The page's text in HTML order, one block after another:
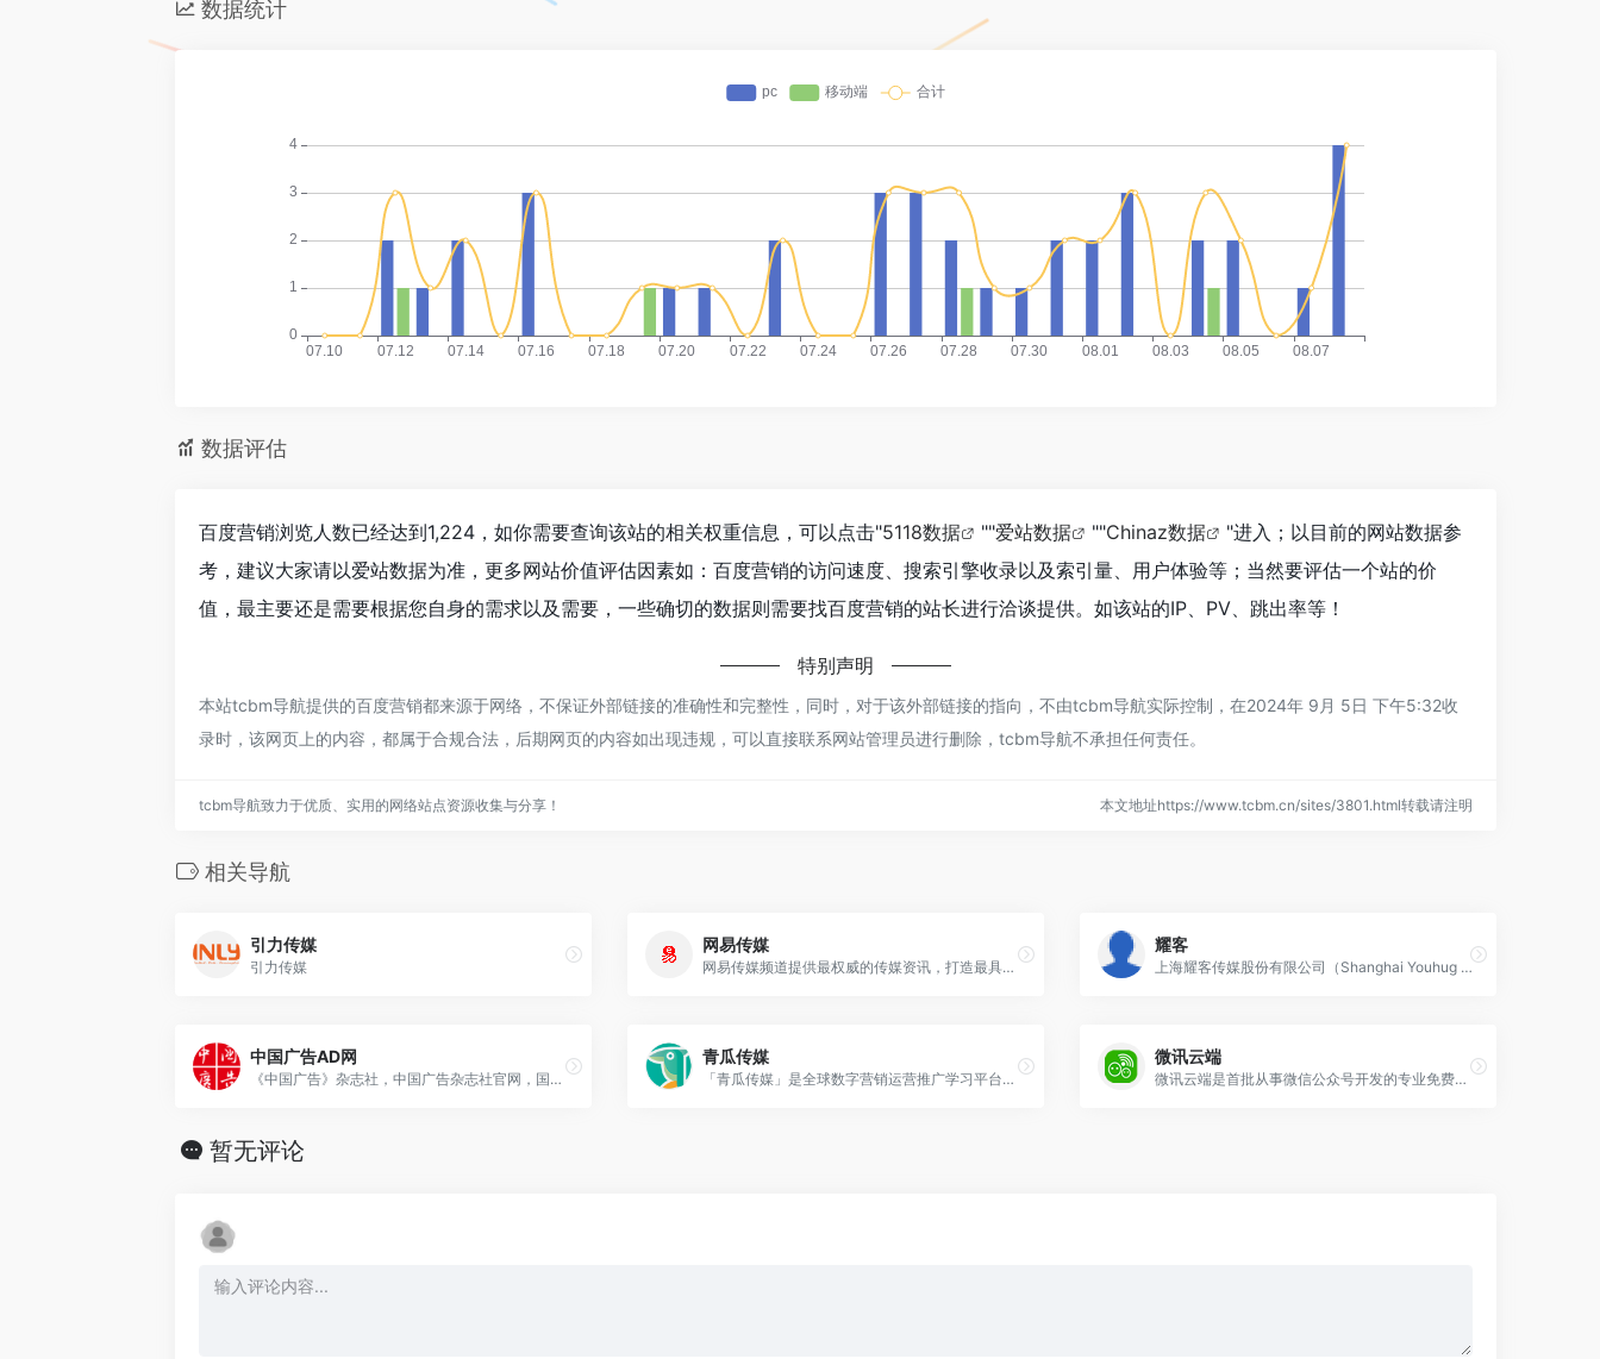
数据统计
数据评估
百度营销浏览人数已经达到1,224，如你需要查询该站的相关权重信息，可以点击"5118数据 ""爱站数据 ""Chinaz数据
"进入；以目前的网站数据参
考，建议大家请以爱站数据为准，更多网站价值评估因素如：百度营销的访问速度、搜索引擎收录以及索引量、用户体验等；当然要评估一个站的价
值，最主要还是需要根据您自身的需求以及需要，一些确切的数据则需要找百度营销的站长进行洽谈提供。如该站的IP、PV、跳出率等！
特别声明
本站tcbm导航提供的百度营销都来源于网络，不保证外部链接的准确性和完整性，同时，对于该外部链接的指向，不由tcbm导航实际控制，在2024年 9月 5日 下午5:32收
录时，该网页上的内容，都属于合规合法，后期网页的内容如出现违规，可以直接联系网站管理员进行删除，tcbm导航不承担任何责任。
tcbm导航致力于优质、实用的网络站点资源收集与分享！ 本文地址https://www.tcbm.cn/sites/3801.html转载请注明
相关导航
引力传媒
引力传媒
网易传媒
网易传媒频道提供最权威的传媒资讯，打造最具影响力的媒体沟通交流平台。致力于成为中国传媒行业进程、全球媒体变化格局的记录者；成为媒体同行及关注传媒行业的网友获取信
耀客
上海耀客传媒股份有限公司（Shanghai Youhug Media Co.Ltd.）是一家具有前瞻性部署、专业化运作和规模化经营的新兴文化创意企业，总部位于上
中国广告AD网
《中国广告》杂志社，中国广告杂志社官网，国家品牌与传播融合平台-中国广告AD网
青瓜传媒
「青瓜传媒」是全球数字营销运营推广学习平台！涵盖移动互联网运营，推广，营销，广告，文案，策划，新媒体，短视频等一系列文章干货，也包含APP推广，游戏推广，海外推
微讯云端
微讯云端是首批从事微信公众号开发的专业免费微信第三方平台，为商家提供包括微官网、微预约、刮刮卡、微商城、投票、砍价、H5游戏等在内的超过50个完全免费的微信公众
暂无评论